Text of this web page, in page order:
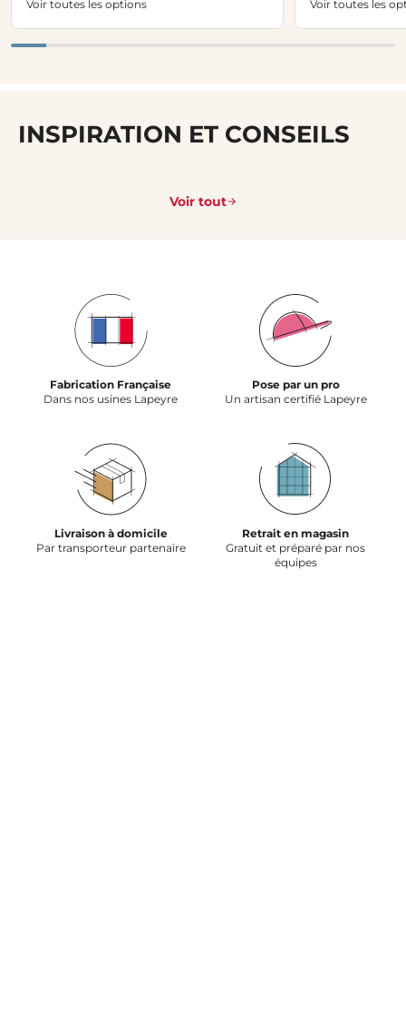
Voir toutes les options Voir toutes les
INSPIRATION ET CONSEILS
Voir tout
Fabrication Française
Dans nos usines Lapeyre
Pose par un pro
Un artisan certifié Lapeyre
Livraison à domicile
Par transporteur partenaire
Retrait en magasin
Gratuit et préparé par nos
équipes